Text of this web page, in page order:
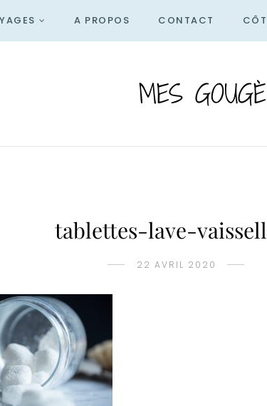
A PROPOS CONTACT
MES
tablettes-lave-
22 AVRIL 2020